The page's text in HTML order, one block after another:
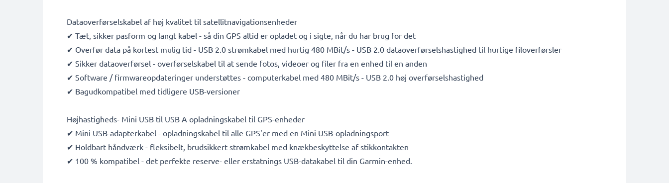
Dataoverførselskabel af høj kvalitet til satellitnavigationsenheder
✔ Tæt, sikker pasform og langt kabel - så din GPS altid er opladet og i sigte, når du har brug for det
✔ Overfør data på kortest mulig tid - USB 2.0 strømkabel med hurtig 480 MBit/s - USB 2.0 dataoverførselshastighed til hurtige filoverførsler
✔ Sikker dataoverførsel - overførselskabel til at sende fotos, videoer og filer fra en enhed til en anden
✔ Software / firmwareopdateringer understøttes - computerkabel med 480 MBit/s - USB 2.0 høj overførselshastighed
✔ Bagudkompatibel med tidligere USB-versioner
Højhastigheds- Mini USB til USB A opladningskabel til GPS-enheder
✔ Mini USB-adapterkabel - opladningskabel til alle GPS'er med en Mini USB-opladningsport
✔ Holdbart håndværk - fleksibelt, brudsikkert strømkabel med knækbeskyttelse af stikkontakten
✔ 100 % kompatibel - det perfekte reserve- eller erstatnings USB-datakabel til din Garmin-enhed.